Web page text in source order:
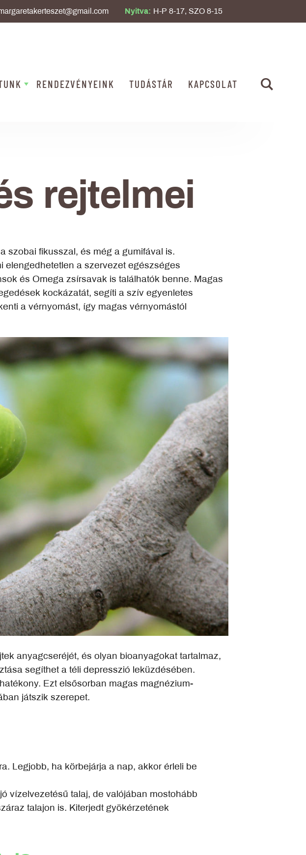
Nyitva: H-P 8-17, SZO 8-15
RENDEZVÉNYEINK TUDÁSTÁR KAPCSOLAT
rejtelmei
szobai fikusszal, és még a gumifával is.
elengedhetetlen a szervezet egészséges
és Omega zsírsavak is találhatók benne. Magas
kockázatát, segíti a szív egyenletes
a vérnyomást, így magas vérnyomástól
anyagcseréjét, és olyan bioanyagokat tartalmaz,
segíthet a téli depresszió leküzdésében.
Ezt elsősorban magas magnézium-
játszik szerepet.
Legjobb, ha körbejárja a nap, akkor érleli be
vízelvezetésű talaj, de valójában mostohább
talajon is. Kiterjedt gyökérzetének